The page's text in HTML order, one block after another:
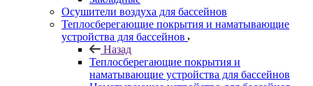
Осушители воздуха для бассейнов
Теплосберегающие покрытия и наматывающие
устройства для бассейнов
Назад
Теплосберегающие покрытия и
наматывающие устройства для бассейнов